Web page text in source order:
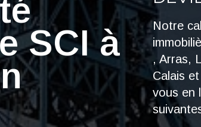
SCI à
Notre
, Arras,
Calais
vous en